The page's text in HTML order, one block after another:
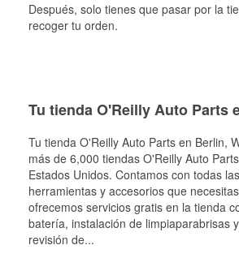
Después, solo tienes que pasar por la
recoger tu orden.
Tu tienda O'Reilly Auto Parts
Tu tienda O'Reilly Auto Parts en Berlin,
más de 6,000 tiendas O'Reilly Auto
Estados Unidos. Contamos con todas
herramientas y accesorios que
ofrecemos servicios gratis en la tienda
batería, instalación de limpiaparabrisas
revisión de...